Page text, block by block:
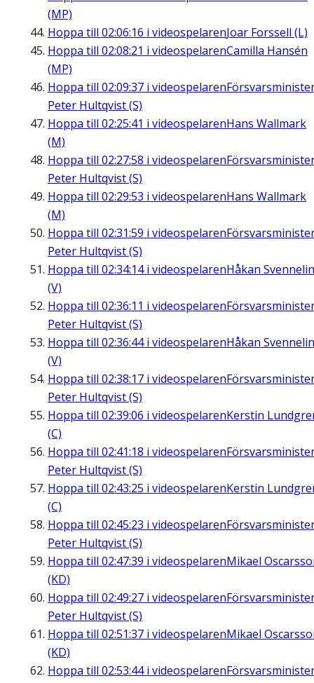
(MP)
Hoppa till 02:06:16 i videospelarenJoar Forssell (L)
Hoppa till 02:08:21 i videospelarenCamilla Hansén
(MP)
Hoppa till 02:09:37 i videospelaren
Peter Hultqvist (S)
Hoppa till 02:25:41 i videospelarenHans Wallmark
(M)
Hoppa till 02:27:58 i videospelaren
Peter Hultqvist (S)
Hoppa till 02:29:53 i videospelarenHans Wallmark
(M)
Hoppa till 02:31:59 i videospelaren
Peter Hultqvist (S)
Hoppa till 02:34:14i videospelarenHåkan
(V)
Hoppa till 02:36:11 i videospelaren
Peter Hultqvist (S)
Hoppa till 02:36:44i videospelarenHåkan
(V)
Hoppa till 02:38:17 i videospelaren
Peter Hultqvist (S)
Hoppa till 02:39:06 i videospelarenKerstin
(C)
Hoppa till 02:41:18 i videospelaren
Peter Hultqvist (S)
Hoppa till 02:43:25 i videospelarenKerstin
(C)
Hoppa till 02:45:23 i videospelaren
Peter Hultqvist (S)
Hoppa till 02:47:39 i videospelarenMikael
(KD)
Hoppa till 02:49:27 i videospelaren
Peter Hultqvist (S)
Hoppa till 02:51:37 i videospelarenMikael
(KD)
Hoppa till 02:53:44i videospelaren